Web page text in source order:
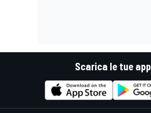
Scarica le tue app